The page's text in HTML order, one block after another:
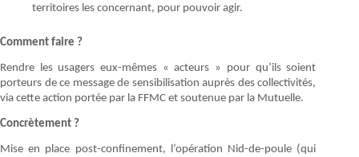
territoires les concernant, pour pouvoir agir.
Comment faire ?
Rendre les usagers eux-mêmes « acteurs » pour qu’ils soient
porteurs de ce message de sensibilisation auprès des collectivités,
via cette action portée par la FFMC et soutenue par la Mutuelle.
Concrètement ?
Mise en place post-confinement, l’opération Nid-de-poule (qui